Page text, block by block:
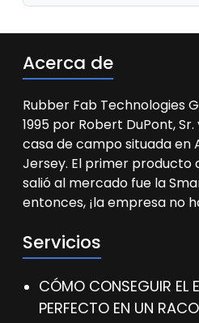
Acerca de
Rubber Fab Technologies
1995 por Robert DuPont,
casa de campo situada en
Jersey. El primer producto
salió al mercado fue la
entonces, ¡la empresa no
Servicios
CÓMO CONSEGUIR EL
PERFECTO EN UN